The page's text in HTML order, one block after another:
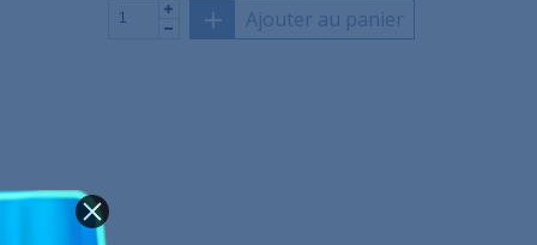
Ajouter au panier